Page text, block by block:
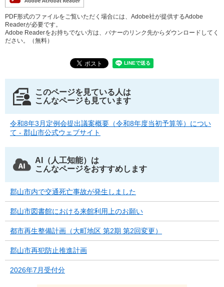
PDF形式のファイルをご覧いただく場合には、Adobe社が提供するAdobe
Readerが必要です。
Adobe Readerをお持ちでない方は、バナーのリンク先からダウンロードしてく
ださい。（無料）
このページを見ている人は
こんなページも見ています
令和8年3月定例会提出議案概要（令和8年度当初予算等）につい
て - 郡山市公式ウェブサイト
AI（人工知能）は
こんなページをおすすめします
郡山市内で交通死亡事故が発生しました
郡山市図書館における来館利用上のお願い
都市再生整備計画（大町地区 第2期 第2回変更）
郡山市再犯防止推進計画
2026年7月受付分